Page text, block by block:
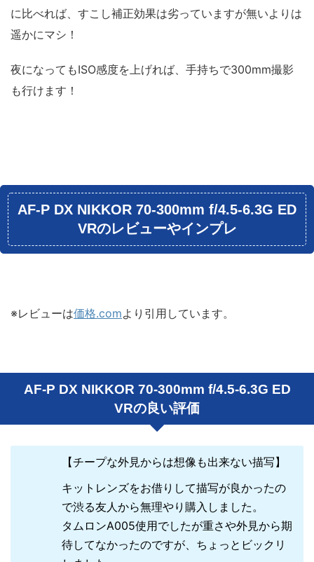
に比べれば、すこし補正効果は劣っていますが無いよりは
遥かにマシ！
夜になってもISO感度を上げれば、手持ちで300mm撮影
も行けます！
AF-P DX NIKKOR 70-300mm f/4.5-6.3G ED
VRのレビューやインプレ
※レビューは価格.comより引用しています。
AF-P DX NIKKOR 70-300mm f/4.5-6.3G ED
VRの良い評価
【チープな外見からは想像も出来ない描写】
キットレンズをお借りして描写が良かったの
で渋る友人から無理やり購入しました。
タムロンA005使用でしたが重さや外見から期
待してなかったのですが、ちょっとビックリ